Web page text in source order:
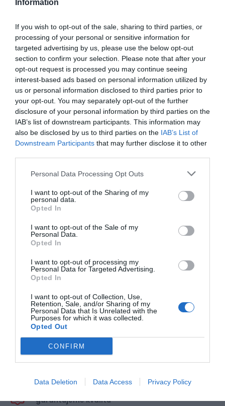
Information
If you wish to opt-out of the sale, sharing to third parties, or
processing of your personal or sensitive information for
targeted advertising by us, please use the below opt-out
section to confirm your selection. Please note that after your
opt-out request is processed you may continue seeing
interest-based ads based on personal information utilized by
us or personal information disclosed to third parties prior to
your opt-out. You may separately opt-out of the further
disclosure of your personal information by third parties on the
IAB’s list of downstream participants. This information may
also be disclosed by us to third parties on the IAB’s List of
Downstream Participants that may further disclose it to other
Personal Data Processing Opt Outs
I want to opt-out of the Sharing of my
personal data.
Opted In
I want to opt-out of the Sale of my
Personal Data.
Opted In
I want to opt-out of processing my
Personal Data for Targeted Advertising.
Opted In
I want to opt-out of Collection, Use,
Retention, Sale, and/or Sharing of my
Personal Data that Is Unrelated with the
Purposes for which it was collected.
Opted Out
CONFIRM
Data Deletion Data Access Privacy Policy
kontrol zaručuje najvyššiu kvalitu týchto kolies.
0.0
0% zákazníkov odporúča produkt
Pre pridanie recenzie sa musíte
prihlásiť
Doprava zadarmo pri
nákupe nad 100,00 €
Bezpečná platba
garantujeme kvalitu